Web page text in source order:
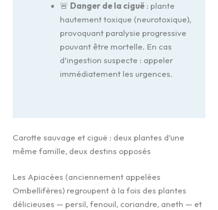
🚨 Danger de la ciguë: plante
hautement toxique (neurotoxique),
provoquant paralysie progressive
pouvant être mortelle. En cas
d’ingestion suspecte : appeler
immédiatement les urgences.
Carotte sauvage et ciguë : deux plantes d’une
même famille, deux destins opposés
Les Apiacées (anciennement appelées
Ombellifères) regroupent à la fois des plantes
délicieuses — persil, fenouil, coriandre, aneth — et